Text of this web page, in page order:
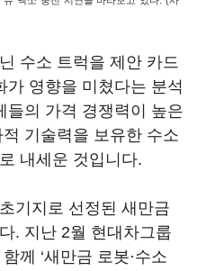
수소 트럭을 제안 카드
가 영향을 미쳤다는 분석
들의 가격 경쟁력이 높은
기술력을 보유한 수소
내세운 것입니다.
기지로 선정된 새만금
. 지난 2월 현대차그룹
께 ‘새만금 로봇·수소